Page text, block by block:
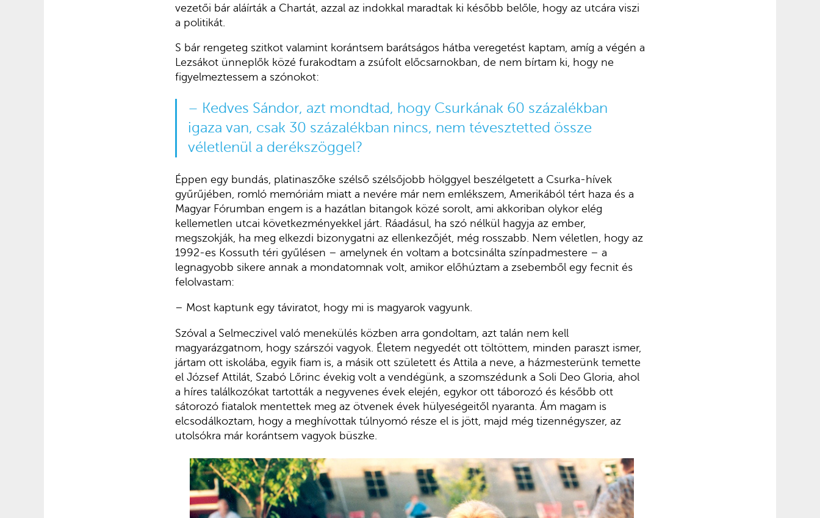
vezetői bár aláírták a Chartát, azzal az indokkal maradtak ki később belőle, hogy az utcára viszi
a politikát.
S bár rengeteg szitkot valamint korántsem barátságos hátba veregetést kaptam, amíg a végén a
Lezsákot ünneplők közé furakodtam a zsúfolt előcsarnokban, de nem bírtam ki, hogy ne
figyelmeztessem a szónokot:
– Kedves Sándor, azt mondtad, hogy Csurkának 60 százalékban
igaza van, csak 30 százalékban nincs, nem tévesztetted össze
véletlenül a derékszöggel?
Éppen egy bundás, platinaszőke szélső szélsőjobb hölggyel beszélgetett a Csurka-hívek
gyűrűjében, romló memóriám miatt a nevére már nem emlékszem, Amerikából tért haza és a
Magyar Fórumban engem is a hazátlan bitangok közé sorolt, ami akkoriban olykor elég
kellemetlen utcai következményekkel járt. Ráadásul, ha szó nélkül hagyja az ember,
megszokják, ha meg elkezdi bizonygatni az ellenkezőjét, még rosszabb. Nem véletlen, hogy az
1992-es Kossuth téri gyűlésen – amelynek én voltam a botcsinálta színpadmestere – a
legnagyobb sikere annak a mondatomnak volt, amikor előhúztam a zsebemből egy fecnit és
felolvastam:
– Most kaptunk egy táviratot, hogy mi is magyarok vagyunk.
Szóval a Selmeczivel való menekülés közben arra gondoltam, azt talán nem kell
magyarázgatnom, hogy szárszói vagyok. Életem negyedét ott töltöttem, minden paraszt ismer,
jártam ott iskolába, egyik fiam is, a másik ott született és Attila a neve, a házmesterünk temette
el József Attilát, Szabó Lőrinc évekig volt a vendégünk, a szomszédunk a Soli Deo Gloria, ahol
a híres találkozókat tartották a negyvenes évek elején, egykor ott táborozó és később ott
sátorozó fiatalok mentettek meg az ötvenek évek hülyeségeitől nyaranta. Ám magam is
elcsodálkoztam, hogy a meghívottak túlnyomó része el is jött, majd még tizennégyszer, az
utolsókra már korántsem vagyok büszke.